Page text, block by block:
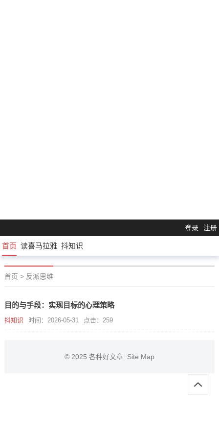
登录 注册
首页 读喜马拉雅 抖知识
首页 > 反派思维
目的与手段：实现目标的心理策略
抖知识 时间：2026-05-31 点击：259
© 2025 各种好文章 Site Map